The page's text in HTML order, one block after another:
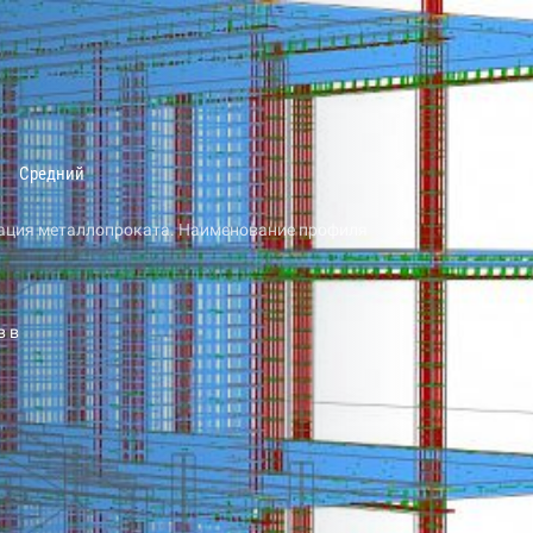
Средний
металлопроката. Наименование профиля
в